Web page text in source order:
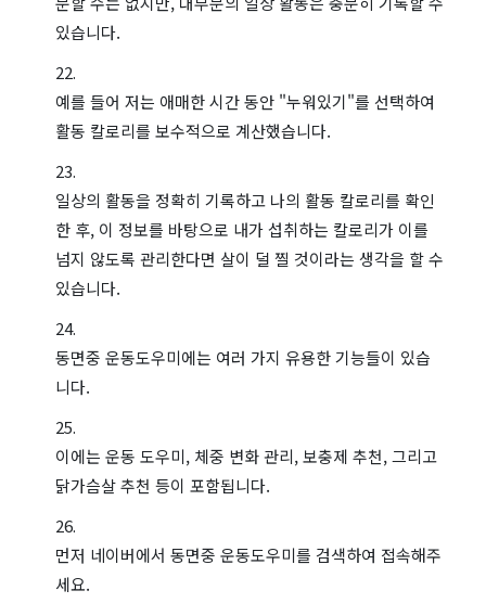
있습니다.
예를 들어 저는 애매한 시간 동안 "누워있기"를 선택하여
활동 칼로리를 보수적으로 계산했습니다.
일상의 활동을 정확히 기록하고 나의 활동 칼로리를 확인
한 후, 이 정보를 바탕으로 내가 섭취하는 칼로리가 이를
넘지 않도록 관리한다면 살이 덜 찔 것이라는 생각을 할 수
있습니다.
동면중 운동도우미에는 여러 가지 유용한 기능들이 있습
니다.
이에는 운동 도우미, 체중 변화 관리, 보충제 추천, 그리고
닭가슴살 추천 등이 포함됩니다.
먼저 네이버에서 동면중 운동도우미를 검색하여 접속해주
세요.